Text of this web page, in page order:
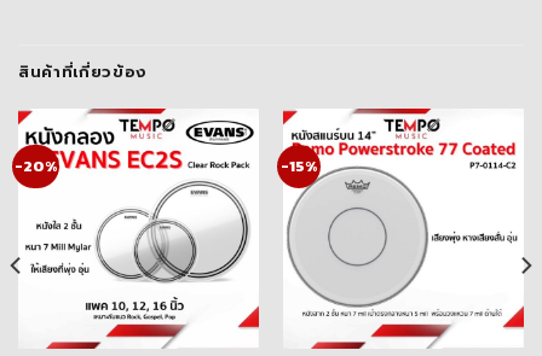
สินค้าที่เกี่ยวข้อง
-20% -15%